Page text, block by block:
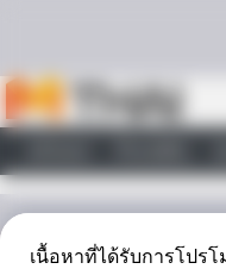
ไลฟ์สไตล์
ดูดวงเนื้อหาที่ได้รับการโปรโ